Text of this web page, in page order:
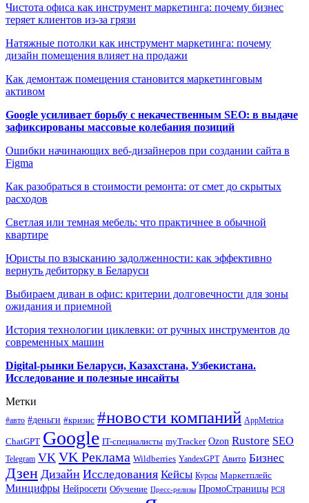
Чистота офиса как инструмент маркетинга: почему бизнес
теряет клиентов из-за грязи
Натяжные потолки как инструмент маркетинга: почему
дизайн помещения влияет на продажи
Как демонтаж помещения становится маркетинговым
активом
Google усиливает борьбу с некачественным SEO: в выдаче
зафиксированы массовые колебания позиций
Ошибки начинающих веб-дизайнеров при создании сайта в
Figma
Как разобраться в стоимости ремонта: от смет до скрытых
расходов
Светлая или темная мебель: что практичнее в обычной
квартире
Юристы по взысканию задолженности: как эффективно
вернуть дебиторку в Беларуси
Выбираем диван в офис: критерии долговечности для зоны
ожидания и приемной
История технологии циклевки: от ручных инструментов до
современных машин
Digital-рынки Беларуси, Казахстана, Узбекистана.
Исследование и полезные инсайты
Метки
#авто #деньги #кризис #новости компаний AppMetrica
ChatGPT Google IT-специалисты myTracker Ozon Rustore SEO
Telegram VK VK Реклама Wildberries YandexGPT Авито Бизнес
Дзен Дизайн Исследования Кейсы Курсы Маркетплейс
Минцифры Нейросети Обучение Пресс-релизы ПромоСтраницы РСЯ